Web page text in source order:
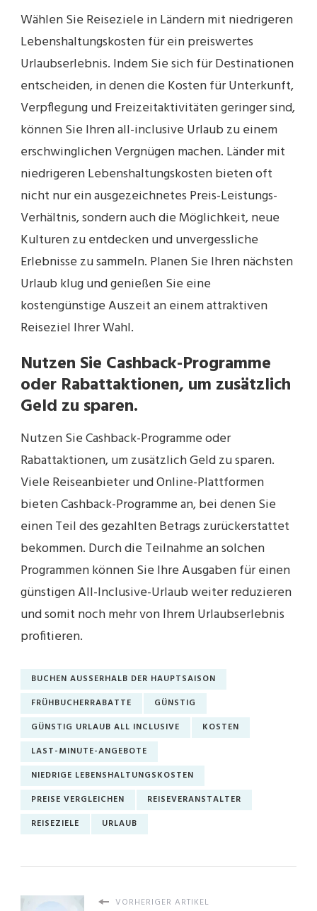
Wählen Sie Reiseziele in Ländern mit niedrigeren
Lebenshaltungskosten für ein preiswertes
Urlaubserlebnis. Indem Sie sich für Destinationen
entscheiden, in denen die Kosten für Unterkunft,
Verpflegung und Freizeitaktivitäten geringer sind,
können Sie Ihren all-inclusive Urlaub zu einem
erschwinglichen Vergnügen machen. Länder mit
niedrigeren Lebenshaltungskosten bieten oft
nicht nur ein ausgezeichnetes Preis-Leistungs-
Verhältnis, sondern auch die Möglichkeit, neue
Kulturen zu entdecken und unvergessliche
Erlebnisse zu sammeln. Planen Sie Ihren nächsten
Urlaub klug und genießen Sie eine
kostengünstige Auszeit an einem attraktiven
Reiseziel Ihrer Wahl.
Nutzen Sie Cashback-Programme
oder Rabattaktionen, um zusätzlich
Geld zu sparen.
Nutzen Sie Cashback-Programme oder
Rabattaktionen, um zusätzlich Geld zu sparen.
Viele Reiseanbieter und Online-Plattformen
bieten Cashback-Programme an, bei denen Sie
einen Teil des gezahlten Betrags zurückerstattet
bekommen. Durch die Teilnahme an solchen
Programmen können Sie Ihre Ausgaben für einen
günstigen All-Inclusive-Urlaub weiter reduzieren
und somit noch mehr von Ihrem Urlaubserlebnis
profitieren.
BUCHEN AUSSERHALB DER HAUPTSAISON
FRÜHBUCHERRABATTE
GÜNSTIG
GÜNSTIG URLAUB ALL INCLUSIVE
KOSTEN
LAST-MINUTE-ANGEBOTE
NIEDRIGE LEBENSHALTUNGSKOSTEN
PREISE VERGLEICHEN
REISEVERANSTALTER
REISEZIELE
URLAUB
VORHERIGER ARTIKEL